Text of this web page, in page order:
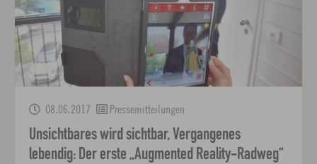
08.06.2017 Pressemitteilungen
Unsichtbares wird sichtbar, Vergangenes
lebendig: Der erste „Augmented Reality-Radweg“